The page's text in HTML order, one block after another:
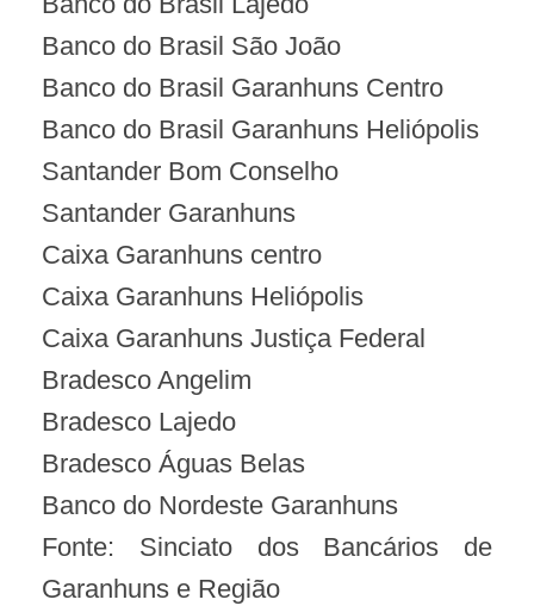
Banco do Brasil São João
Banco do Brasil Garanhuns Centro
Banco do Brasil Garanhuns Heliópolis
Santander Bom Conselho
Santander Garanhuns
Caixa Garanhuns centro
Caixa Garanhuns Heliópolis
Caixa Garanhuns Justiça Federal
Bradesco Angelim
Bradesco Lajedo
Bradesco Águas Belas
Banco do Nordeste Garanhuns
Fonte: Sinciato dos Bancários de
Garanhuns e Região